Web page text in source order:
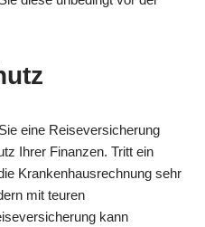
eine Reiseversicherung
Ihrer Finanzen. Tritt ein
Krankenhausrechnung sehr
mit teuren
kann